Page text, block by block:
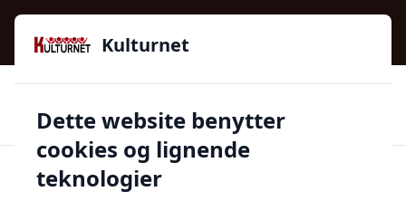
Kulturnet - Alt Det Gode I Livet | Din Kulturguide Siden
2016
97 kategorier 👍Kun godkendte butikker
Kulturnet
Dette website benytter
cookies og lignende
teknologier